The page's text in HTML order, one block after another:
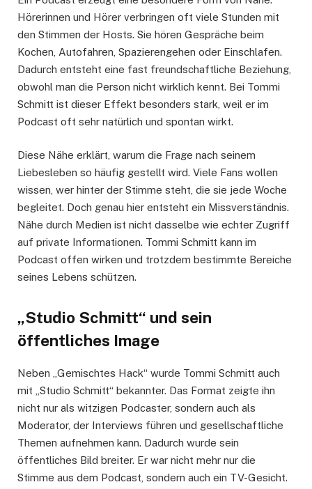
Hörerinnen und Hörer verbringen oft viele Stunden mit
den Stimmen der Hosts. Sie hören Gespräche beim
Kochen, Autofahren, Spazierengehen oder Einschlafen.
Dadurch entsteht eine fast freundschaftliche Beziehung,
obwohl man die Person nicht wirklich kennt. Bei Tommi
Schmitt ist dieser Effekt besonders stark, weil er im
Podcast oft sehr natürlich und spontan wirkt.
Diese Nähe erklärt, warum die Frage nach seinem
Liebesleben so häufig gestellt wird. Viele Fans wollen
wissen, wer hinter der Stimme steht, die sie jede Woche
begleitet. Doch genau hier entsteht ein Missverständnis.
Nähe durch Medien ist nicht dasselbe wie echter Zugriff
auf private Informationen. Tommi Schmitt kann im
Podcast offen wirken und trotzdem bestimmte Bereiche
seines Lebens schützen.
„Studio Schmitt“ und sein
öffentliches Image
Neben „Gemischtes Hack“ wurde Tommi Schmitt auch
mit „Studio Schmitt“ bekannter. Das Format zeigte ihn
nicht nur als witzigen Podcaster, sondern auch als
Moderator, der Interviews führen und gesellschaftliche
Themen aufnehmen kann. Dadurch wurde sein
öffentliches Bild breiter. Er war nicht mehr nur die
Stimme aus dem Podcast, sondern auch ein TV-Gesicht.